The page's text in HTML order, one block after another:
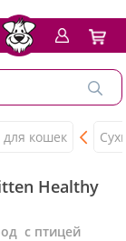
кошек
Healthy
с птицей